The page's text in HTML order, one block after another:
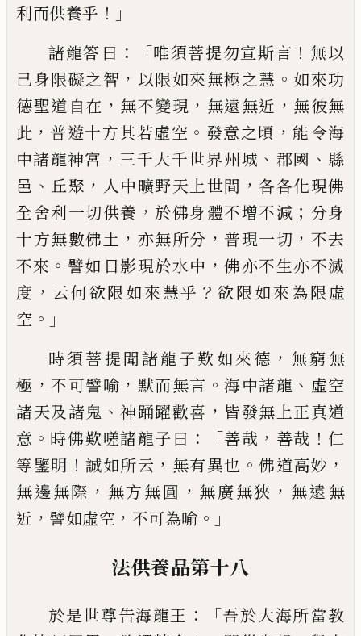
利而供養乎 ！」
諸龍答 曰 ：「唯須菩提勿宣斯言 ！ 無以
己身限礙之智 ， 以限如來無極之慧 。 如來功
德聖道自在 ， 無不變現 ， 無遠無近 ， 無彼無
此 ， 普遊十方其若虛空 。 發意之頃 ， 能令海
中諸龍神宮 ， 三千大千世界州城 、 郡國 、 縣
邑 、 丘聚 ， 人中曠野天上世間 ， 各各化現佛
全舍利一切供養 ， 於佛身體不增不減 ； 分身
十方無數佛土 ， 亦無所分 ， 普現一切 ， 不去
不來 。 譬如 日影現於水中 ， 佛亦不生亦不滅
度 ， 云何欲限如來慧乎 ？ 欲限如來為限虛
空 。」
時須菩提聞諸龍子歎如來德 ， 無窮無
極 ， 不可譬喻 ， 默而無言 。 海中諸龍 、 虛空
諸天及諸鬼 、 神踊躍歡喜 ， 皆發無上正真道
意 。 時佛歎嗟諸龍子曰 ：「善哉 ， 善哉 ！ 仁
等鑒明 ！ 誠如所云 ， 無有異也 。 佛道高妙 ，
無邊無際 ， 無方無圓 ， 無廣無狹 ， 無遠無
近 ， 譬如虛空 ， 不可為喻 。」
法供養品第十八
於是世尊告海龍王 ：「吾於大海所當教